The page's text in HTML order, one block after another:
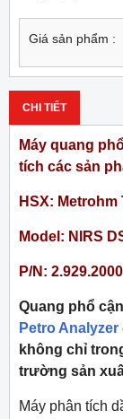
Giá sản phẩm :
CHI TIẾT
Máy quang
tích các sản
HSX: Metrohm
Model: NIRS
P/N: 2.929.2000
Quang phổ
Petro Analyzer
không chỉ
trường sản
Máy phân tích